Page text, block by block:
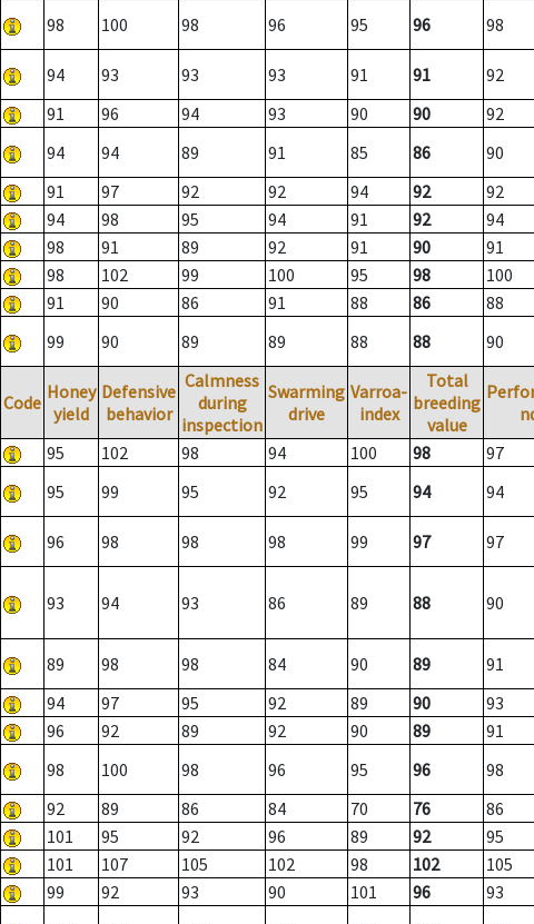
98 100 98 96 95 96 98
94 93 93 93 91 91
92
91 96 94 93 90 90
92
94 94 89 91 85 86
90
91 97 92 92 94 92
92
94 98 95 94 91 92
94
98 91 89 92 91 90
91
98 102 99 100 95 98
100
91 90 86 91 88 86
88
99 90 89 89 88 88 90
Code Honey
yield
Defensive
behavior
Calmness
during
inspection
Swarming
drive
Varroa-
index
Total
breeding
value
95 102 98 94 100 98
97
95 99 95 92 95 94 94
96 98 98 98 99 97 97
93 94 93 86 89 88 90
89 98 98 84 90 89
91
94 97 95 92 89 90
93
96 92 89 92 90 89
91
98 100 98 96 95 96
98
92 89 86 84 70 76
86
101 95 92 96 89 92
95
101 107 105 102 98 102
105
99 92 93 90 101 96
93